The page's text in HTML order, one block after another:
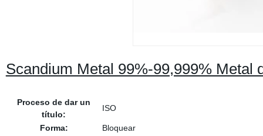
Scandium Metal 99%-99,999% Metal
Proceso de dar un
título:
ISO
Forma:
Bloquear